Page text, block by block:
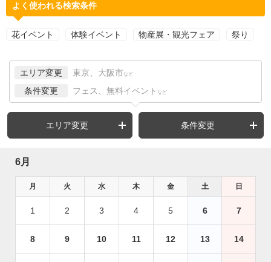
よく使われる検索条件
花イベント 体験イベント 物産展・観光フェア 祭り
エリア変更 東京、大阪市 など
条件変更 フェス、無料イベント など
エリア変更 条件変更
6月
月 火 水 木 金 土 日
1 2 3 4 5 6 7
8 9 10 11 12 13 14